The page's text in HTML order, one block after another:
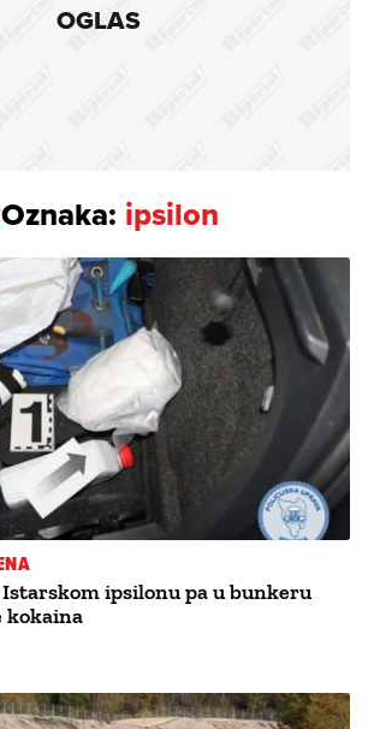
OGLAS
Oznaka: ipsilon
ipsilonu pa u bunkeru
kokaina